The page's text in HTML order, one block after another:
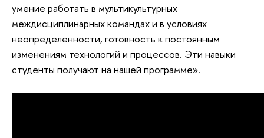
умение работать в мультикультурных
междисциплинарных командах и в условиях
неопределенности, готовность к постоянным
изменениям технологий и процессов. Эти навыки
студенты получают на нашей программе».